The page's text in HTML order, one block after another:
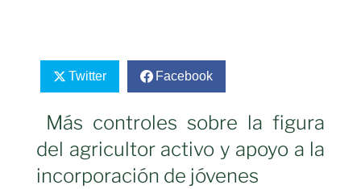
Twitter Facebook
Más controles sobre la figura
del agricultor activo y apoyo a la
incorporación de jóvenes